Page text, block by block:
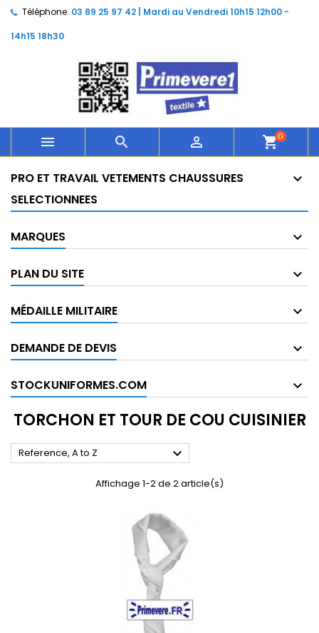
Téléphone: 03 89 25 97 42 | Mardi au Vendredi 10h15 12h00 -
14h15 18h30
   shopping_cart0
PRO ET TRAVAIL VETEMENTS CHAUSSURES
SELECTIONNEES
MARQUES
PLAN DU SITE
MÉDAILLE MILITAIRE
DEMANDE DE DEVIS
STOCKUNIFORMES.COM
TORCHON ET TOUR DE COU CUISINIER
Reference, A to Z 
Affichage 1-2 de 2 article(s)